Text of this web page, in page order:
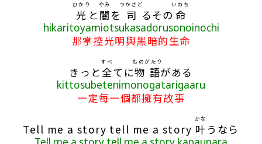
光
ひかり
と 闇
やみ
を 司
つかさど
るその 命
いのち
hikaritoyamiotsukasadorusonoinochi
那掌控光明與黑暗的生命
きっと 全
すべ
てに物語
ものがたり
がある
kittosubetenimonogatarigaaru
一定每一個都擁有故事
Tell me a story tell me a story 叶
かな
うなら